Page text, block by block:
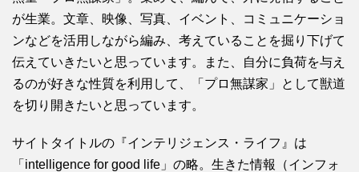
が生業。文章、映像、写真、イベント、コミュニケーショ
ンなどを活用しながら編み、考えていることを掘り下げて
伝えていきたいと思っています。また、自分に負荷を与え
るのが好きな性質を利用して、「プロ無謀家」として獣道
を切り開きたいと思っています。
サイトタイトルの『インテリジェンス・ライフ』は
「intelligence for good life」の略。生きた情報（インフォ